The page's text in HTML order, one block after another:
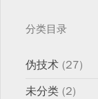
分类目录
伪技术 (27)
未分类 (2)